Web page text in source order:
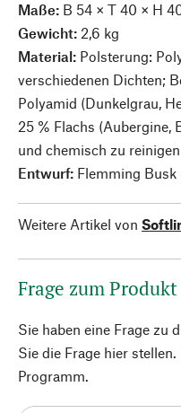
Maße: B 54 × T 40 × H
Gewicht: 2,6 kg
Material: Polsterung:
verschiedenen Dichten;
Polyamid (Dunkelgrau,
25 % Flachs (Aubergine,
und chemisch zu reinigen
Entwurf: Flemming Busk
Weitere Artikel von
Frage zum Produkt
Sie haben eine Frage zu
Sie die Frage hier
Programm.